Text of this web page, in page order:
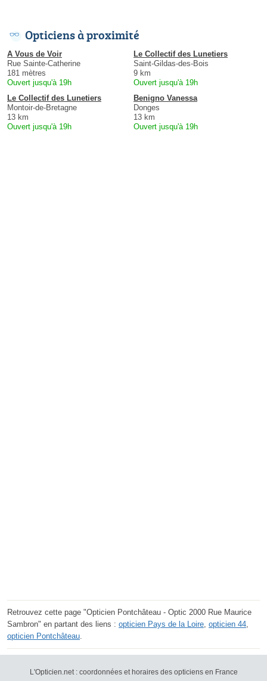
Opticiens à proximité
A Vous de Voir
Rue Sainte-Catherine
181 mètres
Ouvert jusqu'à 19h
Le Collectif des Lunetiers
Saint-Gildas-des-Bois
9 km
Ouvert jusqu'à 19h
Le Collectif des Lunetiers
Montoir-de-Bretagne
13 km
Ouvert jusqu'à 19h
Benigno Vanessa
Donges
13 km
Ouvert jusqu'à 19h
Retrouvez cette page "Opticien Pontchâteau - Optic 2000 Rue Maurice
Sambron" en partant des liens : opticien Pays de la Loire, opticien 44,
opticien Pontchâteau.
L'Opticien.net : coordonnées et horaires des opticiens en France